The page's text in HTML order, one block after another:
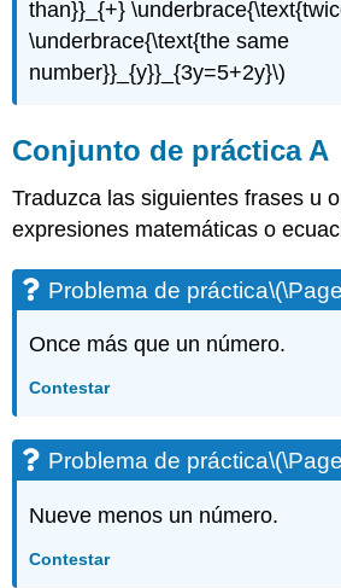
Ejercicio\
(\PageIndex{4}\)
Ejercicio\
(\PageIndex{5}\)
(\PageIndex{6}\)
Ejercicio\
(\PageIndex{7}\)
(\PageIndex{8}\)
Ejercicio\
(\PageIndex{9}\)
(\PageIndex{10}\)
(\PageIndex{11}\)
(\PageIndex{12}\)
Ejercicio\
(\PageIndex{13}\)
(\PageIndex{14}\)
than}}_{+}
\underbrace{\text{the same
number}}_{y}}_{3y=5+2y}\)
Conjunto de práctica A
Traduzca las siguientes frases u
expresiones matemáticas o
Problema de práctica
Once más que un número.
Contestar
Problema de práctica
Nueve menos un número.
Contestar